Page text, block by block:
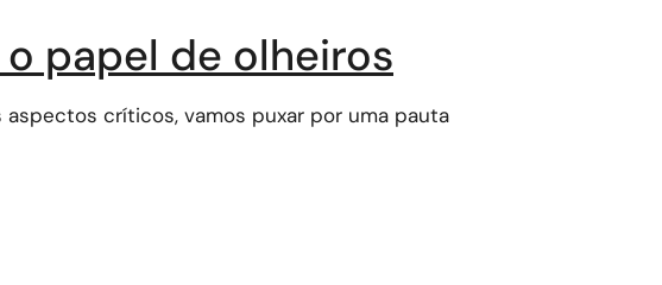
papel de olheiros
críticos, vamos puxar por uma pauta